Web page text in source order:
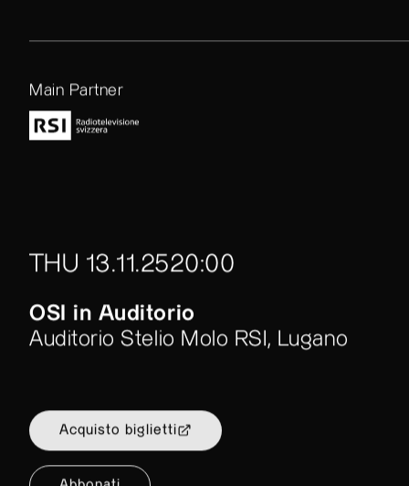
Main Partner
THU 13.11.2520:00
OSI in Auditorio
Auditorio Stelio Molo RSI, Lugano
Acquisto biglietti